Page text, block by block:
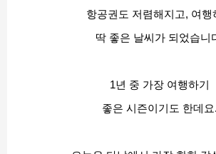
항공권도 저렴해지고, 여행
딱 좋은 날씨가 되었습니
1년 중 가장 여행하기
좋은 시즌이기도 한데요.